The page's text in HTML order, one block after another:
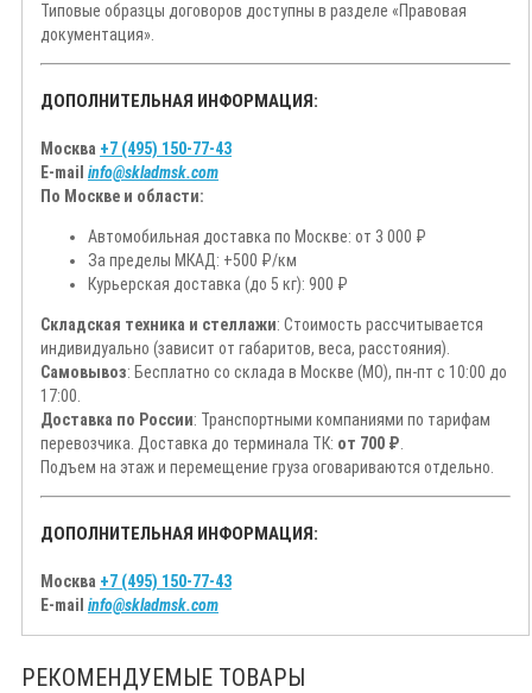
Типовые образцы договоров доступны в разделе «Правовая
документация».
ДОПОЛНИТЕЛЬНАЯ ИНФОРМАЦИЯ:
Москва +7 (495) 150-77-43
E-mail info@skladmsk.com
По Москве и области:
Автомобильная доставка по Москве: от 3 000 ₽
За пределы МКАД: +500 ₽/км
Курьерская доставка (до 5 кг): 900 ₽
Складская техника и стеллажи: Стоимость рассчитывается
индивидуально (зависит от габаритов, веса, расстояния).
Самовывоз: Бесплатно со склада в Москве (МО), пн-пт с 10:00 до
17:00.
Доставка по России: Транспортными компаниями по тарифам
перевозчика. Доставка до терминала ТК: от 700 ₽
Подъем на этаж и перемещение груза оговариваются отдельно.
ДОПОЛНИТЕЛЬНАЯ ИНФОРМАЦИЯ:
Москва +7 (495) 150-77-43
E-mail info@skladmsk.com
РЕКОМЕНДУЕМЫЕ ТОВАРЫ